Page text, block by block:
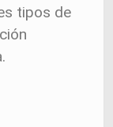
tipos de